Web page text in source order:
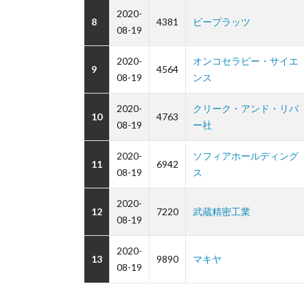
8
2020-
08-19
4381 ビープラッツ
9
2020-
08-19
4564
オンコセラピー・サイエ
ンス
10
2020-
08-19
4763
クリーク・アンド・リバ
ー社
11
2020-
08-19
6942
ソフィアホールディング
ス
12
2020-
08-19
7220 武蔵精密工業
13
2020-
08-19
9890 マキヤ